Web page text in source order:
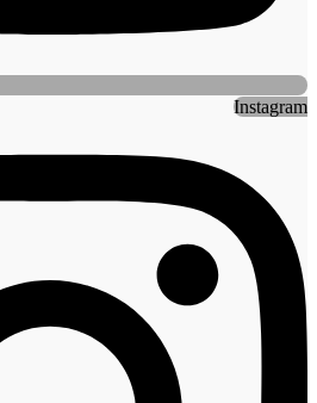
Instagram